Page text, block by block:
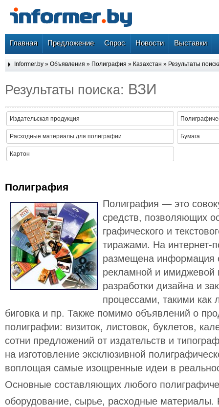
Главная Предложение Спрос Новости Выставки
Informer.by » Объявления » Полиграфия » Казахстан » Результаты
Результаты поиска: ВЗИ
Издательская продукция
Расходные материалы для полиграфии Бумага
Картон
Полиграфия
Полиграфия — это
средств, позволяющих
графического и
тиражами. На интернет-
размещена информация
рекламной и имиджевой
разработки дизайна и
процессами, такими
биговка и пр. Также помимо объявлений о
полиграфии: визиток, листовок, буклетов,
сотни предложений от издательств и
на изготовление эксклюзивной
воплощая самые изощренные идеи в
Основные составляющих любого
оборудование, сырье, расходные